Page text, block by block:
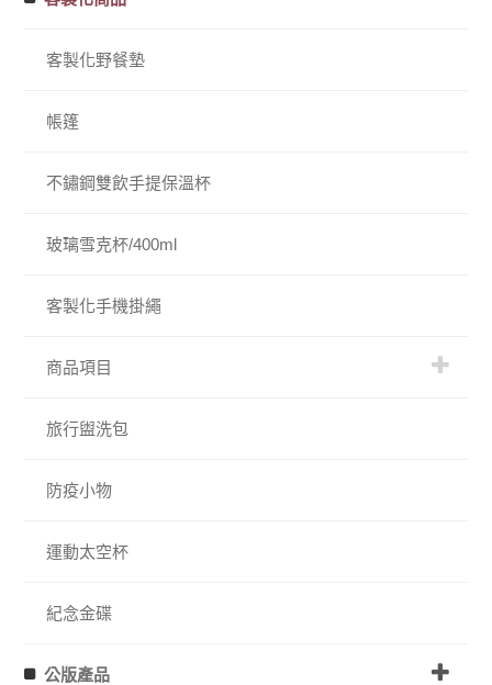
客製化野餐墊
帳篷
不鏽鋼雙飲手提保溫杯
玻璃雪克杯/400ml
客製化手機掛繩
商品項目
旅行盥洗包
防疫小物
運動太空杯
紀念金碟
公版產品